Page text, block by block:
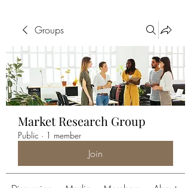
Groups
Market Research Group
Public · 1 member
Join